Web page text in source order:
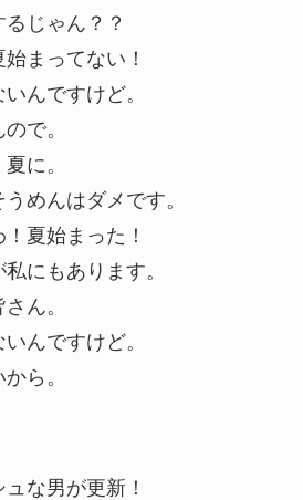
じゃん？？
まってない！
んですけど。
で。
に。
めんはダメです。
夏始まった！
にもあります。
ん。
んですけど。
ら。
な男が更新！